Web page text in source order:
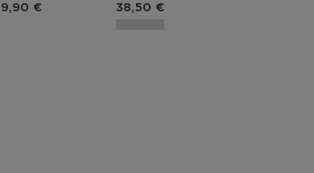
du produit
€ Prix du produit
38,50 €